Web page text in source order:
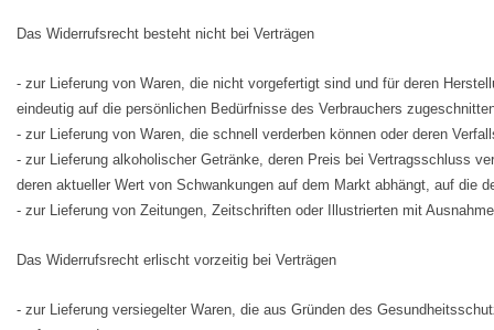
Das Widerrufsrecht besteht nicht bei Verträgen
- zur Lieferung von Waren, die nicht vorgefertigt sind und für deren
eindeutig auf die persönlichen Bedürfnisse des Verbrauchers
- zur Lieferung von Waren, die schnell verderben können oder deren
- zur Lieferung alkoholischer Getränke, deren Preis bei Vertragsschluss
deren aktueller Wert von Schwankungen auf dem Markt abhängt, auf die
- zur Lieferung von Zeitungen, Zeitschriften oder Illustrierten mit
Das Widerrufsrecht erlischt vorzeitig bei Verträgen
- zur Lieferung versiegelter Waren, die aus Gründen des